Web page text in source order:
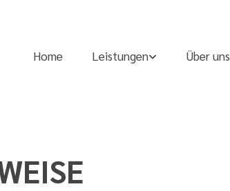
Home Leistungen Über uns